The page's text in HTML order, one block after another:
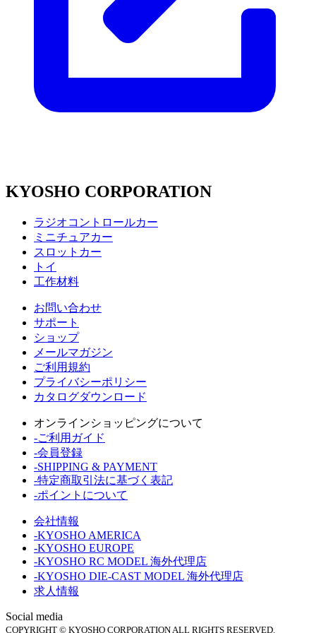
KYOSHO CORPORATION
ラジオコントロールカー
ミニチュアカー
スロットカー
トイ
工作材料
お問い合わせ
サポート
ショップ
メールマガジン
ご利用規約
プライバシーポリシー
カタログダウンロード
オンラインショッピングについて
-ご利用ガイド
-会員登録
-SHIPPING & PAYMENT
-特定商取引法に基づく表記
-ポイントについて
会社情報
-KYOSHO AMERICA
-KYOSHO EUROPE
-KYOSHO RC MODEL 海外代理店
-KYOSHO DIE-CAST MODEL 海外代理店
求人情報
Social media
COPYRIGHT © KYOSHO CORPORATION ALL RIGHTS RESERVED.